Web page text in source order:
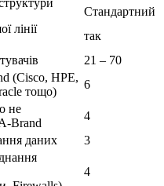
Стандартний
лінії
так
21 – 70
(Cisco, HPE,
тощо)
6
не
Brand
4
даних
3
4